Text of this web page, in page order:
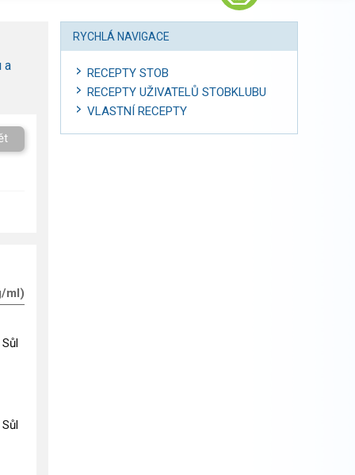
a
ml)
RYCHLÁ NAVIGACE
RECEPTY STOB
RECEPTY UŽIVATELŮ STOBKLUBU
VLASTNÍ RECEPTY